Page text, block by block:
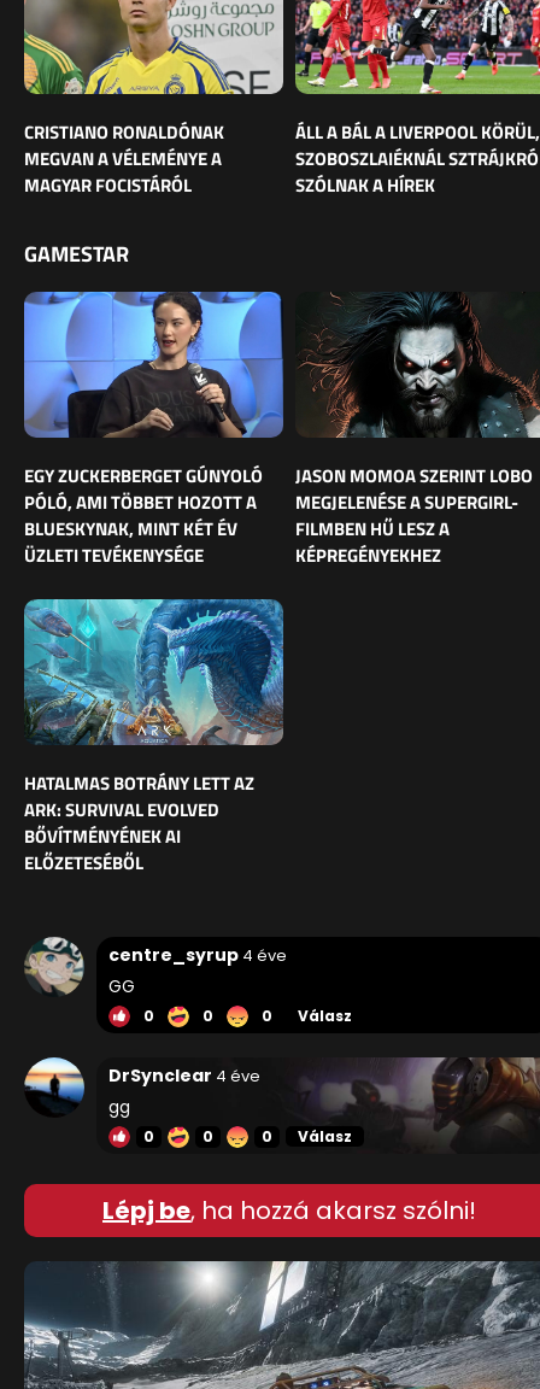
CRISTIANO RONALDÓNAK
MEGVAN A VÉLEMÉNYE A
MAGYAR FOCISTÁRÓL
ÁLL A BÁL A LIVERPOOL KÖRÜL,
SZOBOSZLAIÉKNÁL
SZÓLNAK A HÍREK
GAMESTAR
EGY ZUCKERBERGET GÚNYOLÓ
PÓLÓ, AMI TÖBBET HOZOTT A
BLUESKYNAK, MINT KÉT ÉV
ÜZLETI TEVÉKENYSÉGE
JASON MOMOA SZERINT LOBO
MEGJELENÉSE A SUPERGIRL-
FILMBEN HŰ LESZ A
KÉPREGÉNYEKHEZ
HATALMAS BOTRÁNY LETT AZ
ARK: SURVIVAL EVOLVED
BŐVÍTMÉNYÉNEK AI
ELŐZETESÉBŐL
centre_syrup 4 éve
GG
0 0 0 Válasz
DrSynclear 4 éve
gg
0 0 0 Válasz
Lépj be, ha hozzá akarsz szólni!